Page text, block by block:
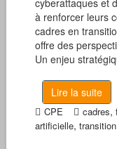
cyberattaques et
à renforcer leurs
cadres en
offre des
Un enjeu
Lire la suite
CPE cadres,
artificielle, transition